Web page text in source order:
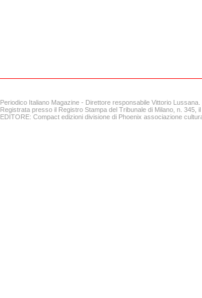
Periodico Italiano Magazine - Direttore responsabile Vittorio Lussana.
Registrata presso il Registro Stampa del Tribunale di Milano, n. 345, il
EDITORE: Compact edizioni divisione di Phoenix associazione